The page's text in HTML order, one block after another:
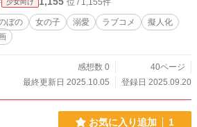
少女向け 位 / 1,155件
ぼの 女の子 溺愛 ラブコメ
擬人化
感想数 0
40ページ
最終更新日 2025.10.05
登録日 2025.09.20
お気に入り追加 1